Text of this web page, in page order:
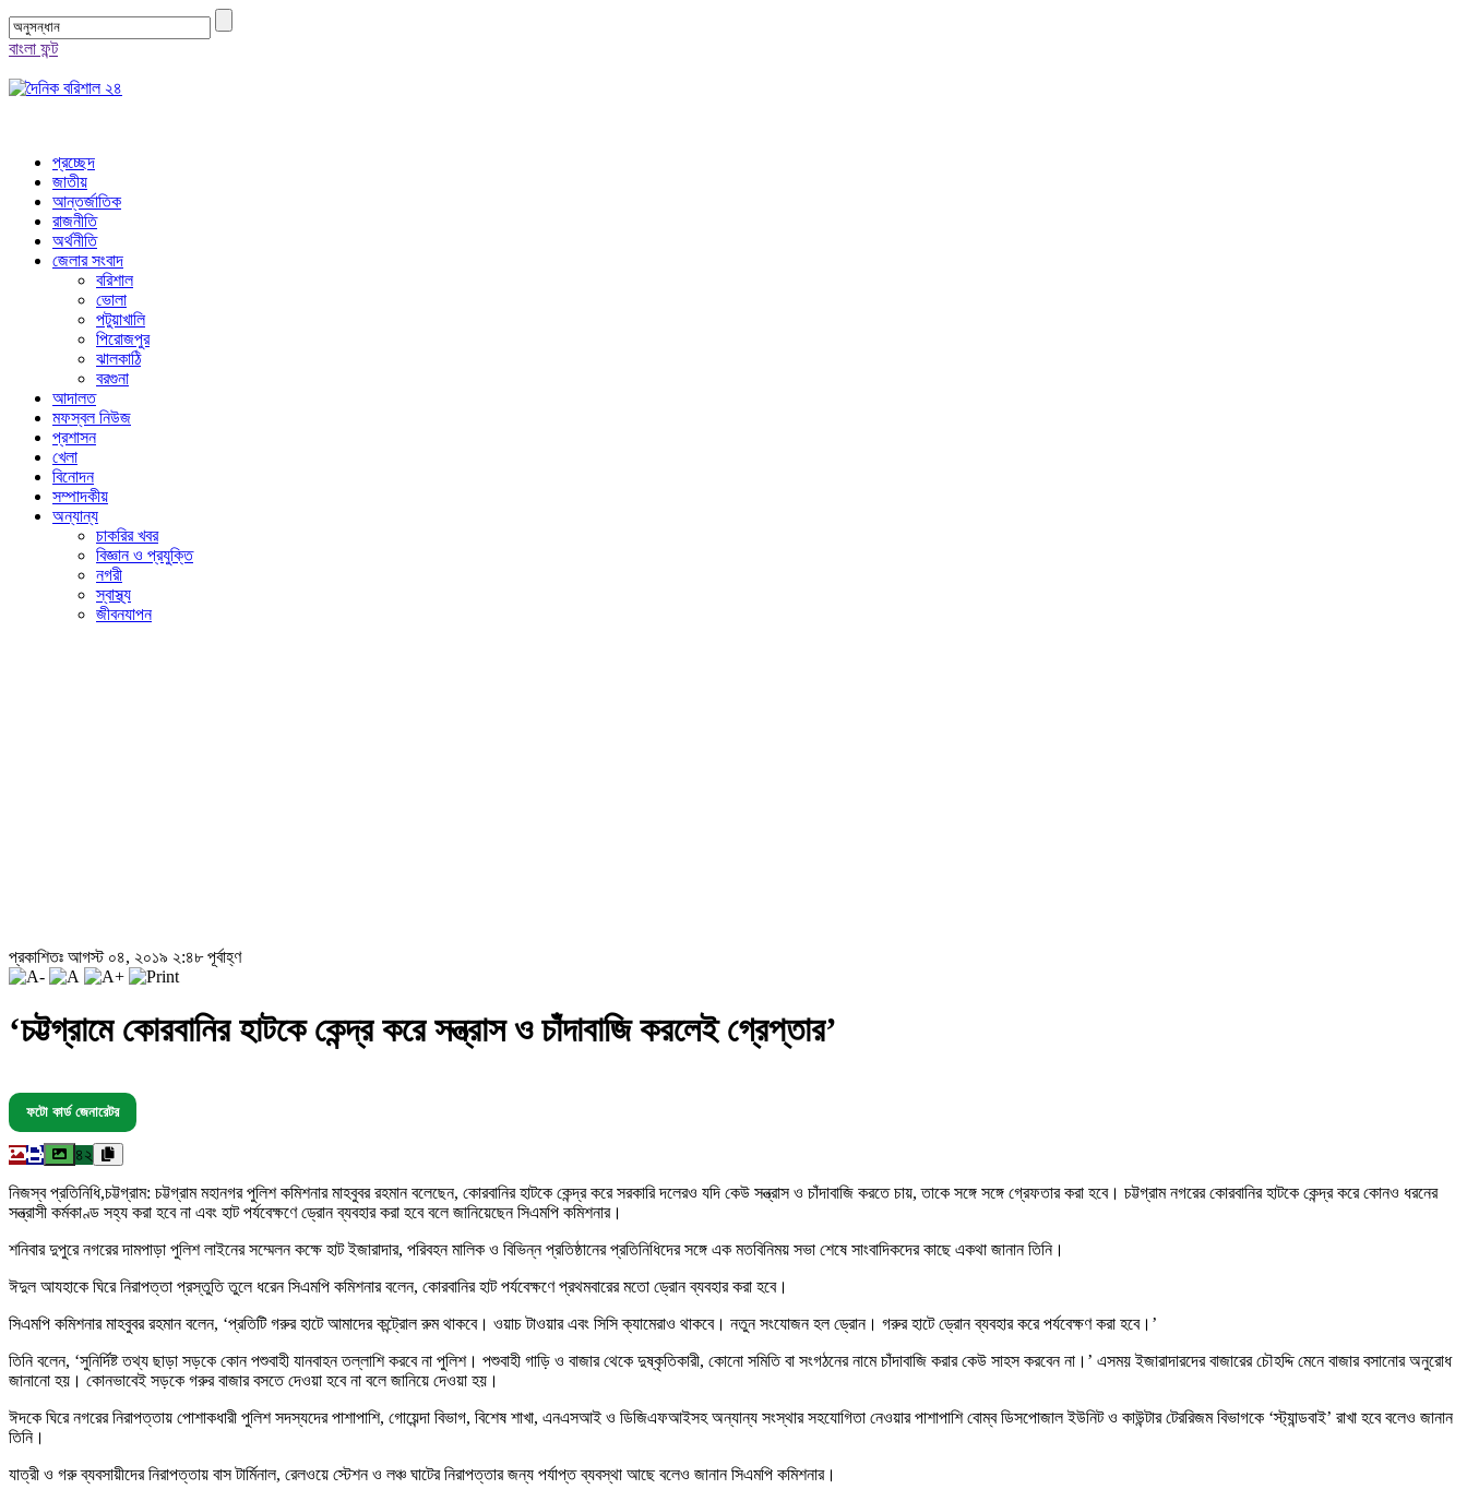
বাংলা ফন্ট
প্রচ্ছেদ
জাতীয়
আন্তর্জাতিক
রাজনীতি
অর্থনীতি
জেলার সংবাদ
বরিশাল
ভোলা
পটুয়াখালি
পিরোজপুর
ঝালকাঠি
বরগুনা
আদালত
মফস্বল নিউজ
প্রশাসন
খেলা
বিনোদন
সম্পাদকীয়
অন্যান্য
চাকরির খবর
বিজ্ঞান ও প্রযুক্তি
নগরী
স্বাস্থ্য
জীবনযাপন
প্রকাশিতঃ আগস্ট ০৪, ২০১৯ ২:৪৮ পূর্বাহ্ণ
‘চট্টগ্রামে কোরবানির হাটকে কেন্দ্র করে সন্ত্রাস ও চাঁদাবাজি করলেই গ্রেপ্তার’
ফটো কার্ড জেনারেটর
৪২
নিজস্ব প্রতিনিধি,চট্টগ্রাম: চট্টগ্রাম মহানগর পুলিশ কমিশনার মাহবুবর রহমান বলেছেন, কোরবানির হাটকে কেন্দ্র করে সরকারি দলেরও যদি কেউ সন্ত্রাস ও চাঁদাবাজি করতে চায়, তাকে সঙ্গে সঙ্গে গ্রেফতার করা হবে। চট্টগ্রাম নগরের কোরবানির হাটকে কেন্দ্র করে কোনও ধরনের
সন্ত্রাসী কর্মকাণ্ড সহ্য করা হবে না এবং হাট পর্যবেক্ষণে ড্রোন ব্যবহার করা হবে বলে জানিয়েছেন সিএমপি কমিশনার।
শনিবার দুপুরে নগরের দামপাড়া পুলিশ লাইনের সম্মেলন কক্ষে হাট ইজারাদার, পরিবহন মালিক ও বিভিন্ন প্রতিষ্ঠানের প্রতিনিধিদের সঙ্গে এক মতবিনিময় সভা শেষে সাংবাদিকদের কাছে একথা জানান তিনি।
ঈদুল আযহাকে ঘিরে নিরাপত্তা প্রস্তুতি তুলে ধরেন সিএমপি কমিশনার বলেন, কোরবানির হাট পর্যবেক্ষণে প্রথমবারের মতো ড্রোন ব্যবহার করা হবে।
সিএমপি কমিশনার মাহবুবর রহমান বলেন, ‘প্রতিটি গরুর হাটে আমাদের কন্ট্রোল রুম থাকবে। ওয়াচ টাওয়ার এবং সিসি ক্যামেরাও থাকবে। নতুন সংযোজন হল ড্রোন। গরুর হাটে ড্রোন ব্যবহার করে পর্যবেক্ষণ করা হবে।’
তিনি বলেন, ‘সুনির্দিষ্ট তথ্য ছাড়া সড়কে কোন পশুবাহী যানবাহন তল্লাশি করবে না পুলিশ। পশুবাহী গাড়ি ও বাজার থেকে দুষ্কৃতিকারী, কোনো সমিতি বা সংগঠনের নামে চাঁদাবাজি করার কেউ সাহস করবেন না।’ এসময় ইজারাদারদের বাজারের চৌহদ্দি মেনে বাজার বসানোর অনুরোধ
জানানো হয়। কোনভাবেই সড়কে গরুর বাজার বসতে দেওয়া হবে না বলে জানিয়ে দেওয়া হয়।
ঈদকে ঘিরে নগরের নিরাপত্তায় পোশাকধারী পুলিশ সদস্যদের পাশাপাশি, গোয়েন্দা বিভাগ, বিশেষ শাখা, এনএসআই ও ডিজিএফআইসহ অন্যান্য সংস্থার সহযোগিতা নেওয়ার পাশাপাশি বোম্ব ডিসপোজাল ইউনিট ও কাউন্টার টেররিজম বিভাগকে ‘স্ট্যান্ডবাই’ রাখা হবে বলেও জানান
তিনি।
যাত্রী ও গরু ব্যবসায়ীদের নিরাপত্তায় বাস টার্মিনাল, রেলওয়ে স্টেশন ও লঞ্চ ঘাটের নিরাপত্তার জন্য পর্যাপ্ত ব্যবস্থা আছে বলেও জানান সিএমপি কমিশনার।